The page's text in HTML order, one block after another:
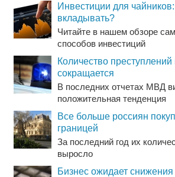
Инвестиции для чайников:
вкладывать?
Читайте в нашем обзоре
способов инвестиций
Количество преступлений
сокращается
В последних отчетах МВД
положительная тенденция
Все больше россиян
границей
За последний год их
выросло
Бизнес ожидает снижения